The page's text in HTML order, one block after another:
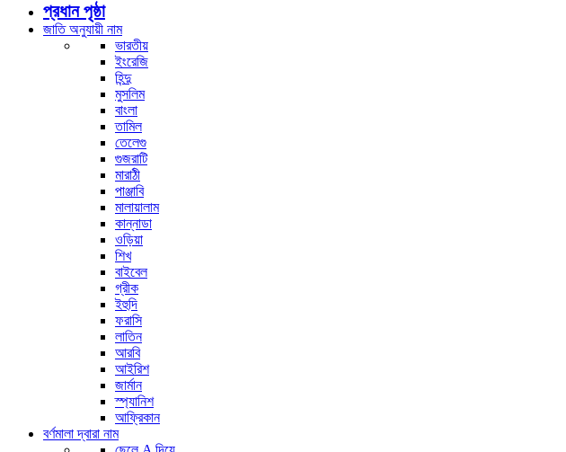
প্রধান পৃষ্ঠা
জাতি অনুযায়ী নাম
ভারতীয়
ইংরেজি
হিন্দু
মুসলিম
বাংলা
তামিল
তেলেগু
গুজরাটি
মারাঠী
পাঞ্জাবি
মালায়ালাম
কান্নাডা
ওড়িয়া
শিখ
বাইবেল
গ্রীক
ইহুদি
ফরাসি
লাতিন
আরবি
আইরিশ
জার্মান
স্প্যানিশ
আফ্রিকান
বর্ণমালা দ্বারা নাম